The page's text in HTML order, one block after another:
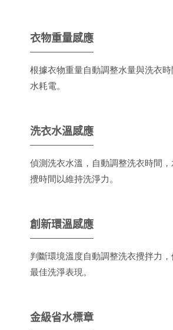
衣物重量感應
根據衣物重量自動調整水量與洗衣
水耗電。
洗衣水溫感應
偵測洗衣水溫，自動調整洗衣時間
攪時間以維持洗淨力。
創新環溫感應
判斷環境溫度自動調整洗衣攪拌力
最佳洗淨表現。
金級省水標章